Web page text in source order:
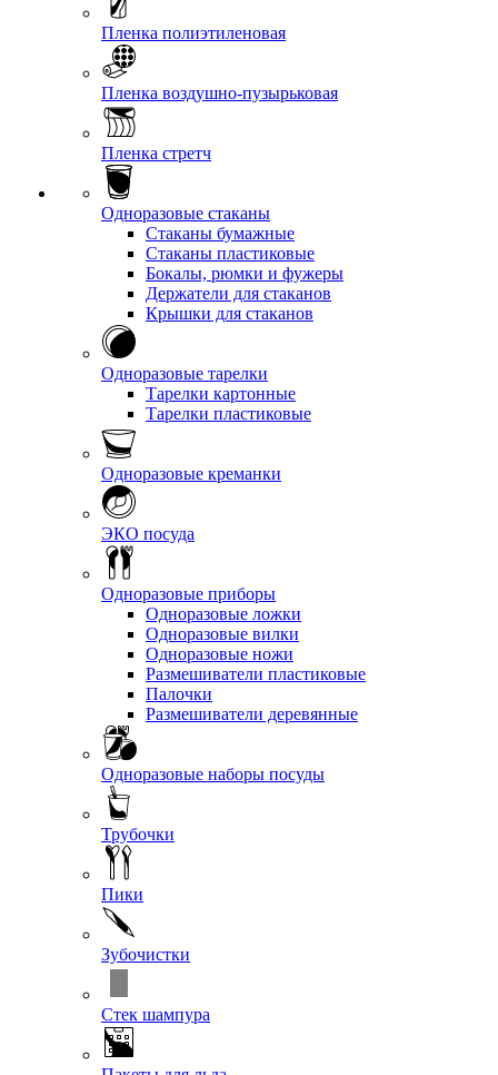
Пленка полиэтиленовая
Пленка воздушно-пузырьковая
Пленка стретч
Одноразовые стаканы
Стаканы бумажные
Стаканы пластиковые
Бокалы, рюмки и фужеры
Держатели для стаканов
Крышки для стаканов
Одноразовые тарелки
Тарелки картонные
Тарелки пластиковые
Одноразовые креманки
ЭКО посуда
Одноразовые приборы
Одноразовые ложки
Одноразовые вилки
Одноразовые ножи
Размешиватели пластиковые
Палочки
Размешиватели деревянные
Одноразовые наборы посуды
Трубочки
Пики
Зубочистки
Стек шампура